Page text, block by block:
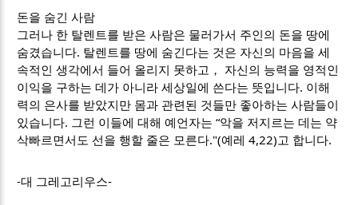
돈을 숨긴 사람
그러나 한 탈렌트를 받은 사람은 물러가서 주인의 돈을 땅에
숨겼습니다. 탈렌트를 땅에 숨긴다는 것은 자신의 마음을 세
속적인 생각에서 들어 올리지 못하고， 자신의 능력을 영적인
이익을 구하는 데가 아니라 세상일에 쓴다는 뜻입니다. 이해
력의 은사를 받았지만 몸과 관련된 것들만 좋아하는 사람들이
있습니다. 그런 이들에 대해 예언자는 “악을 저지르는 데는 약
삭빠르면서도 선을 행할 줄은 모른다."(예레 4,22)고 합니다.
-대 그레고리우스-